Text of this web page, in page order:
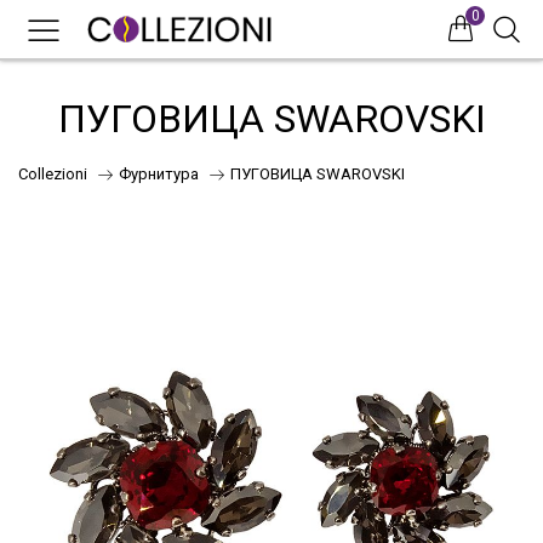
0
НОВИНКИ
ПУГОВИЦА SWAROVSKI
Collezioni Фурнитура ПУГОВИЦА SWAROVSKI